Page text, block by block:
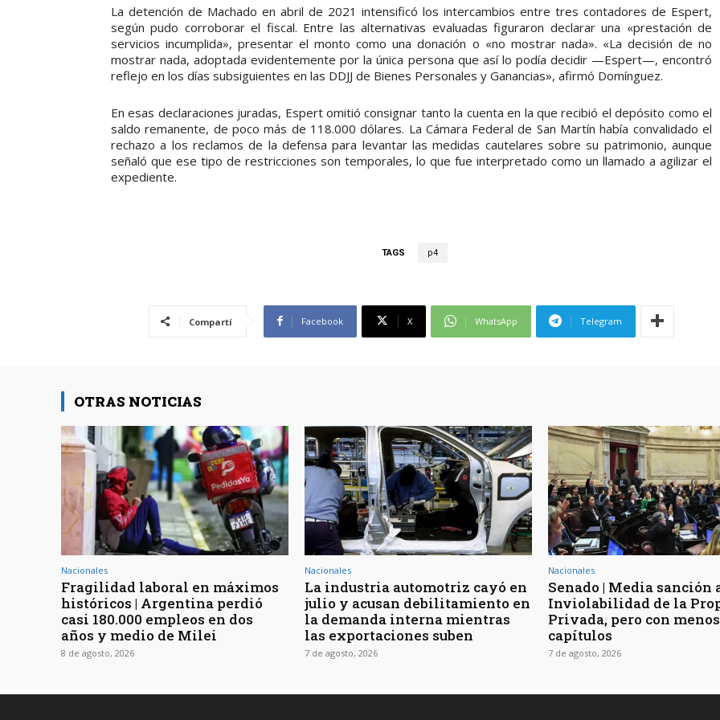
La detención de Machado en abril de 2021 intensificó los intercambios entre tres contadores de Espert,
según pudo corroborar el fiscal. Entre las alternativas evaluadas figuraron declarar una «prestación de
servicios incumplida», presentar el monto como una donación o «no mostrar nada». «La decisión de no
mostrar nada, adoptada evidentemente por la única persona que así lo podía decidir —Espert—, encontró
reflejo en los días subsiguientes en las DDJJ de Bienes Personales y Ganancias», afirmó Domínguez.
En esas declaraciones juradas, Espert omitió consignar tanto la cuenta en la que recibió el depósito como el
saldo remanente, de poco más de 118.000 dólares. La Cámara Federal de San Martín había convalidado el
rechazo a los reclamos de la defensa para levantar las medidas cautelares sobre su patrimonio, aunque
señaló que ese tipo de restricciones son temporales, lo que fue interpretado como un llamado a agilizar el
expediente.
TAGS p4
Compartí Facebook X WhatsApp Telegram
OTRAS NOTICIAS
Nacionales
Fragilidad laboral en máximos
históricos | Argentina perdió
casi 180.000 empleos en dos
años y medio de Milei
8 de agosto, 2026
Nacionales
La industria automotriz cayó en
julio y acusan debilitamiento en
la demanda interna mientras
las exportaciones suben
7 de agosto, 2026
Nacionales
Senado | Media sanción
Inviolabilidad de la
Privada, pero con menos
capítulos
7 de agosto, 2026